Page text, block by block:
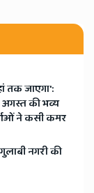
तक जाएगा':
की भव्य
ने कसी कमर
नगरी की